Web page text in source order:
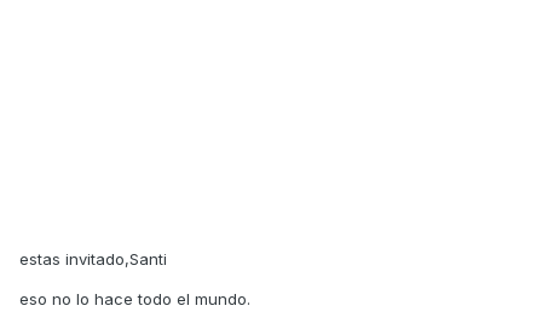
estas invitado,Santi
eso no lo hace todo el mundo.